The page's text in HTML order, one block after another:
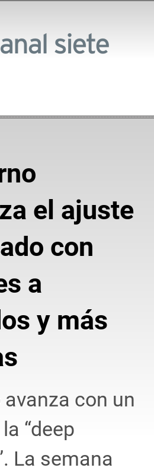
el ajuste
con
a
y más
avanza con un
“deep
La semana